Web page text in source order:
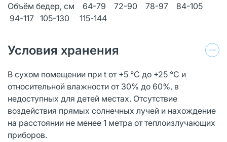
Объём бедер, см 64-79 72-90 78-97 84-105
94-117 105-130 115-144
Условия хранения
В сухом помещении при t от +5 °С до +25 °С и
относительной влажности от 30% до 60%, в
недоступных для детей местах. Отсутствие
воздействия прямых солнечных лучей и нахождение
на расстоянии не менее 1 метра от теплоизлучающих
приборов.